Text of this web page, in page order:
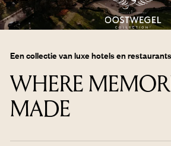
Een collectie van luxe hotels en restaurants
WHERE
MADE